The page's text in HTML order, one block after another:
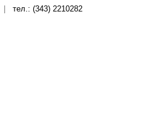
тел.: (343) 2210282